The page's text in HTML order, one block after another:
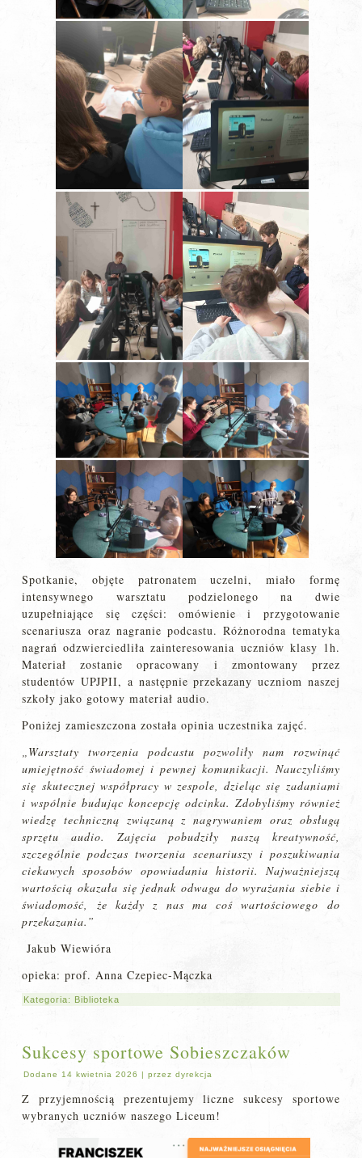
Spotkanie, objęte patronatem uczelni, miało formę
intensywnego warsztatu podzielonego na dwie
uzupełniające się części: omówienie i przygotowanie
scenariusza oraz nagranie podcastu. Różnorodna tematyka
nagrań odzwierciedliła zainteresowania uczniów klasy 1h.
Materiał zostanie opracowany i zmontowany przez
studentów UPJPII, a następnie przekazany uczniom naszej
szkoły jako gotowy materiał audio.
Poniżej zamieszczona została opinia uczestnika zajęć.
„Warsztaty tworzenia podcastu pozwoliły nam rozwinąć
umiejętność świadomej i pewnej komunikacji. Nauczyliśmy
się skutecznej współpracy w zespole, dzieląc się zadaniami
iwspólnie budując koncepcję odcinka. Zdobyliśmy również
wiedzę techniczną związaną z nagrywaniem oraz obsługą
sprzętu audio. Zajęcia pobudziły naszą kreatywność,
szczególnie podczas tworzenia scenariuszy i poszukiwania
ciekawych sposobów opowiadania historii. Najważniejszą
wartością okazała się jednak odwaga do wyrażania siebie i
świadomość, że każdy z nas ma coś wartościowego do
przekazania.”
Jakub Wiewióra
opieka: prof. Anna Czepiec-Mączka
Kategoria: Biblioteka
Sukcesy sportowe Sobieszczaków
Dodane 14 kwietnia 2026 |przez dyrekcja
Z przyjemnością prezentujemy liczne sukcesy sportowe
wybranych uczniów naszego Liceum!